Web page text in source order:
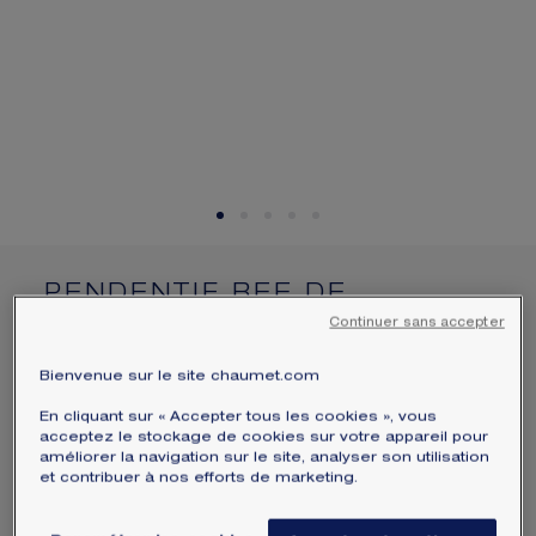
PENDENTIF BEE DE
Prix Switzerland -Changer
Pendentif Bee de Chaumet en or rose, semi-pavé
de diamants taille brillant.
Bienvenue sur le site chaumet.com
En cliquant sur « Accepter tous les cookies », vous
acceptez le stockage de cookies sur votre appareil pour
améliorer la navigation sur le site, analyser son utilisation
et contribuer à nos efforts de marketing.
Continuer sans accepter